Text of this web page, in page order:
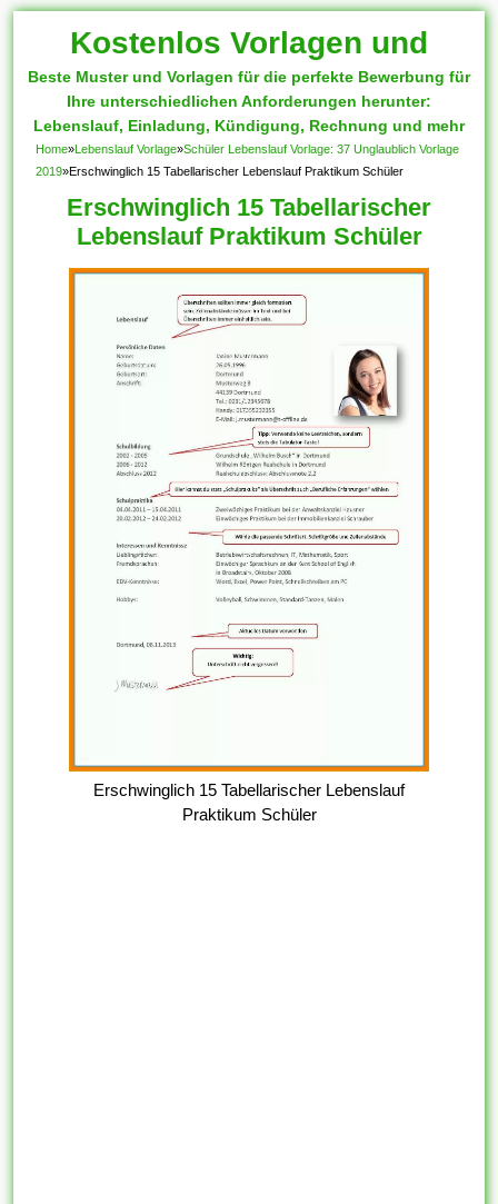
Kostenlos Vorlagen und
Muster
Beste Muster und Vorlagen für die perfekte Bewerbung für
Ihre unterschiedlichen Anforderungen herunter:
Lebenslauf, Einladung, Kündigung, Rechnung und mehr
Home»Lebenslauf Vorlage»Schüler Lebenslauf Vorlage: 37 Unglaublich Vorlage
2019»Erschwinglich 15 Tabellarischer Lebenslauf Praktikum Schüler
Erschwinglich 15 Tabellarischer
Lebenslauf Praktikum Schüler
Erschwinglich 15 Tabellarischer Lebenslauf
Praktikum Schüler